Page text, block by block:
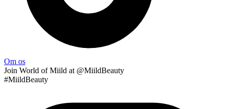
Om os
Join World of Miild at @MiildBeauty
#MiildBeauty